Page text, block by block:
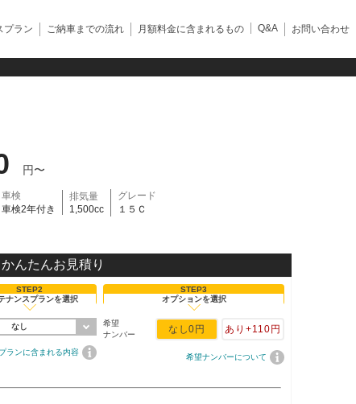
プラン ご納車までの流れ 月額料金に含まれるもの Q&A お問い合わせ
円〜
車検
車検2年付き
排気量
1,500cc
グレード
１５Ｃ
かんたんお見積り
STEP2
ナンスプランを選択
なし
ランに含まれる内容
STEP3
オプションを選択
希望
ナンバー
なし0円 あり +110円
希望ナンバーについて